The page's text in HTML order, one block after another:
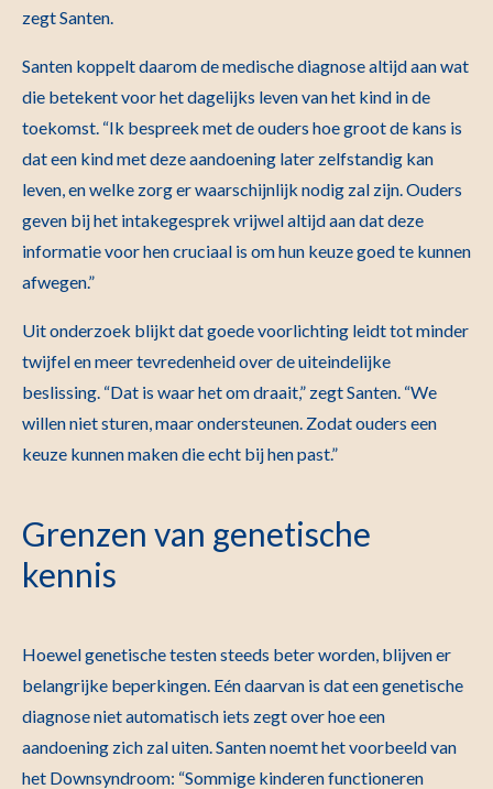
zegt Santen.
Santen koppelt daarom de medische diagnose altijd aan wat
die betekent voor het dagelijks leven van het kind in de
toekomst. “Ik bespreek met de ouders hoe groot de kans is
dat een kind met deze aandoening later zelfstandig kan
leven, en welke zorg er waarschijnlijk nodig zal zijn. Ouders
geven bij het intakegesprek vrijwel altijd aan dat deze
informatie voor hen cruciaal is om hun keuze goed te kunnen
afwegen.”
Uit onderzoek blijkt dat goede voorlichting leidt tot minder
twijfel en meer tevredenheid over de uiteindelijke
beslissing. “Dat is waar het om draait,” zegt Santen. “We
willen niet sturen, maar ondersteunen. Zodat ouders een
keuze kunnen maken die echt bij hen past.”
Grenzen van genetische
kennis
Hoewel genetische testen steeds beter worden, blijven er
belangrijke beperkingen. Eén daarvan is dat een genetische
diagnose niet automatisch iets zegt over hoe een
aandoening zich zal uiten. Santen noemt het voorbeeld van
het Downsyndroom: “Sommige kinderen functioneren